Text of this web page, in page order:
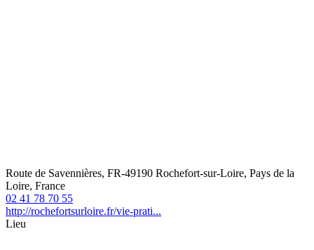
Route de Savennières, FR-49190 Rochefort-sur-Loire, Pays de la
Loire, France
02 41 78 70 55
http://rochefortsurloire.fr/vie-prati...
Lieu